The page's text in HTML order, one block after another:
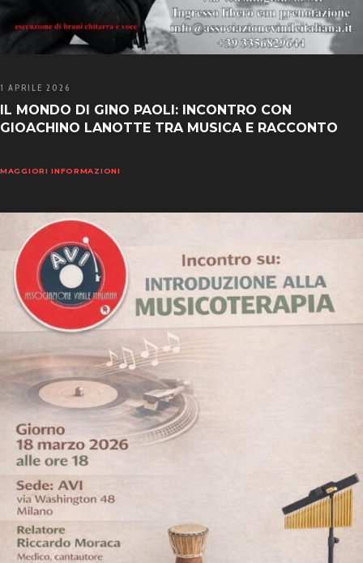
1 APRILE 2026
IL MONDO DI GINO PAOLI: INCONTRO CON
GIOACHINO LANOTTE TRA MUSICA E RACCONTO
MAGGIORI INFORMAZIONI